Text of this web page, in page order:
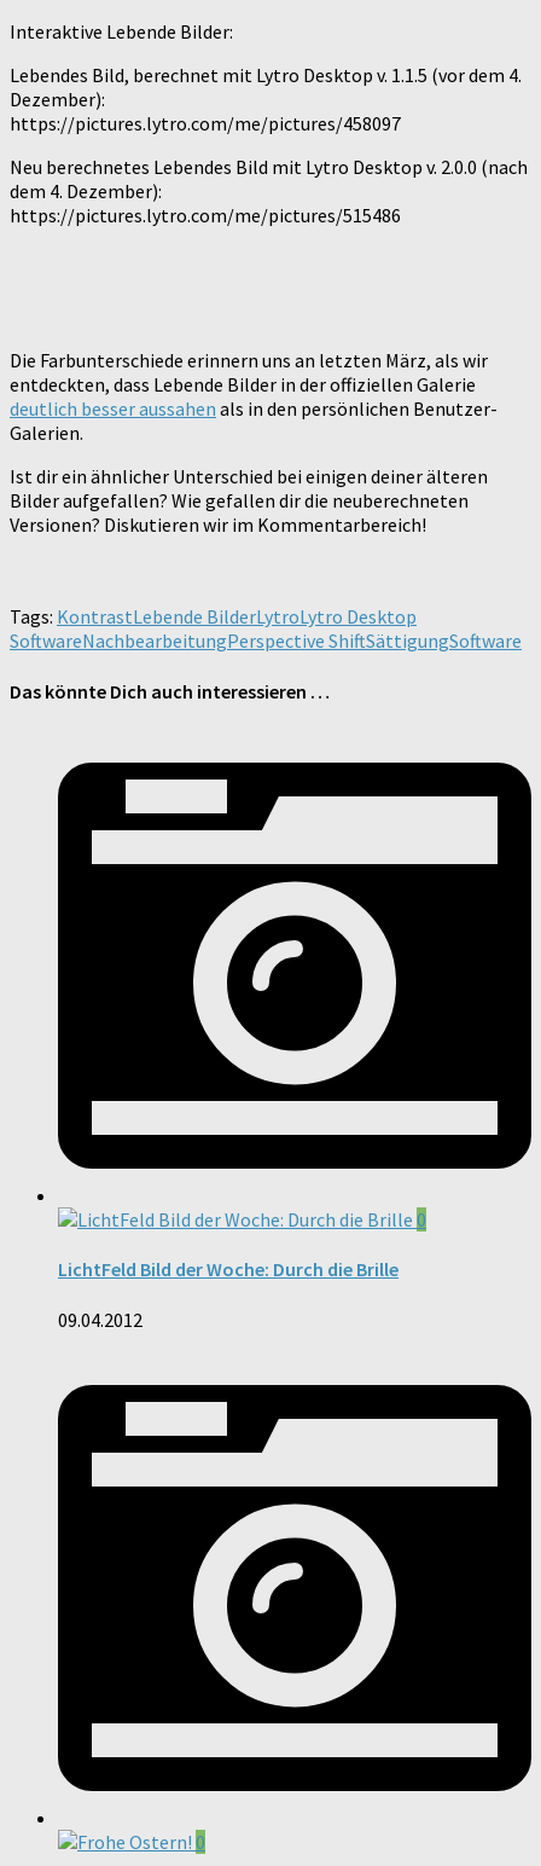
Interaktive Lebende Bilder:
Lebendes Bild, berechnet mit Lytro Desktop v. 1.1.5 (vor dem 4.
Dezember):
https://pictures.lytro.com/me/pictures/458097
Neu berechnetes Lebendes Bild mit Lytro Desktop v. 2.0.0 (nach
dem 4. Dezember):
https://pictures.lytro.com/me/pictures/515486
Die Farbunterschiede erinnern uns an letzten März, als wir
entdeckten, dass Lebende Bilder in der offiziellen Galerie
deutlich besser aussahen als in den persönlichen Benutzer-
Galerien.
Ist dir ein ähnlicher Unterschied bei einigen deiner älteren
Bilder aufgefallen? Wie gefallen dir die neuberechneten
Versionen? Diskutieren wir im Kommentarbereich!
Tags: KontrastLebende BilderLytroLytro Desktop
SoftwareNachbearbeitungPerspective ShiftSättigungSoftware
Das könnte Dich auch interessieren …
0
LichtFeld Bild der Woche: Durch die Brille
09.04.2012
0